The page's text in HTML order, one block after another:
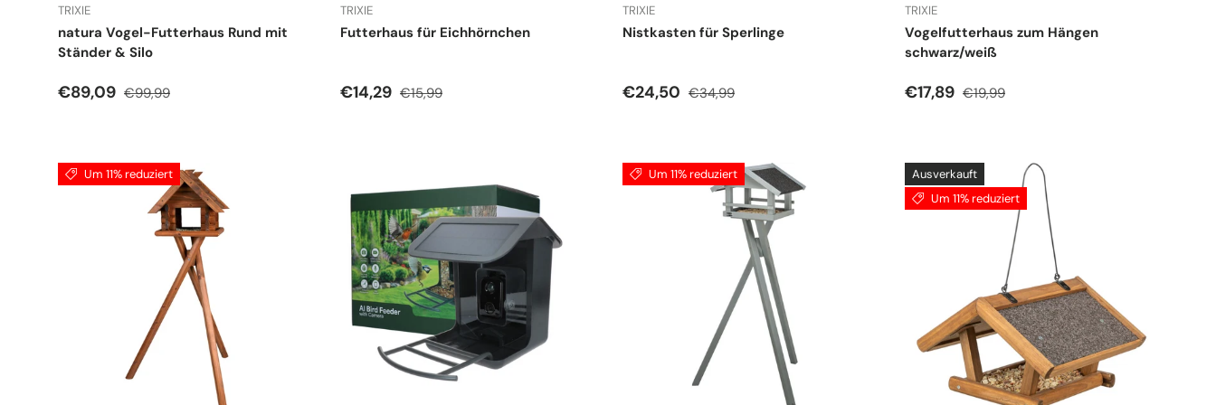
TRIXIE
natura Vogel-Futterhaus Rund mit
Ständer & Silo
Verkaufspreis
€89,09 Normaler Preis
€99,99
TRIXIE
Futterhaus für Eichhörnchen
Verkaufspreis
€14,29 Normaler Preis
€15,99
TRIXIE
Nistkasten für Sperlinge
Verkaufspreis
€24,50 Normaler Preis
€34,99
TRIXIE
Vogelfutterhaus zum Hängen
schwarz/weiß
Verkaufspreis
€17,89 Normaler Preis
€19,99
Um 11% reduziert Um 11% reduziert
Ausverkauft
Um 11% reduziert